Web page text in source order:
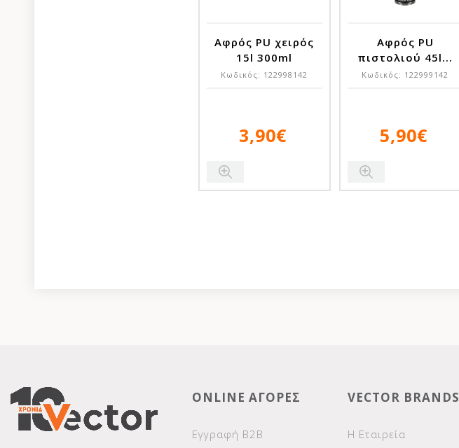
Αφρός PU χειρός
15l 300ml
Κωδικός: 122998142
3,90€
Αφρός PU
πιστολιού 45l...
Κωδικός: 122999142
5,90€
ONLINE ΑΓΟΡΕΣ
Εγγραφή Β2Β
VECTOR BRANDS
Η Εταιρεία